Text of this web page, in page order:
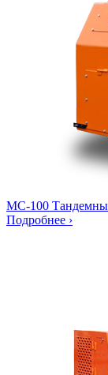
МС-100
Подробнее ›